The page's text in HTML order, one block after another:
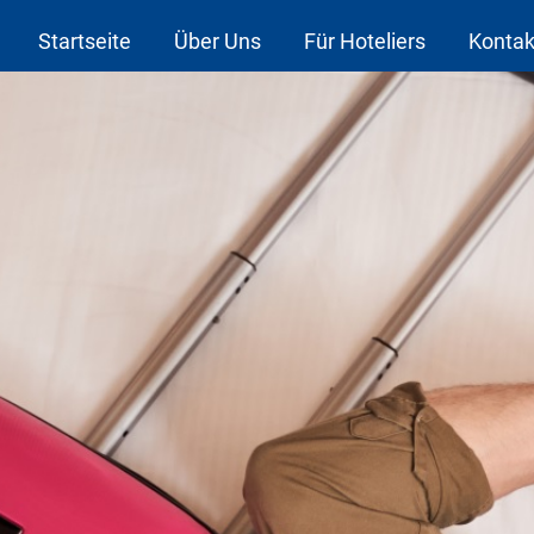
Startseite Über Uns Für Hoteliers